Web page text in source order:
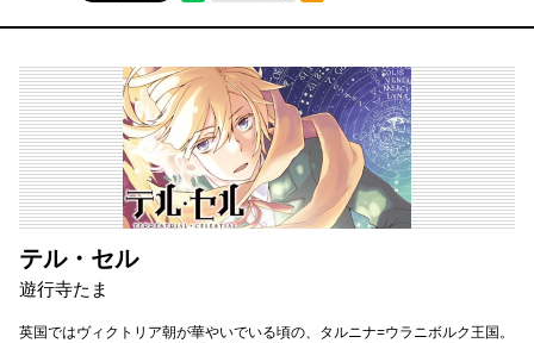
テル・セル
遊行寺たま
英国ではヴィクトリア朝が華やいでいる頃の、タルニナ=ウラニボルク王国。